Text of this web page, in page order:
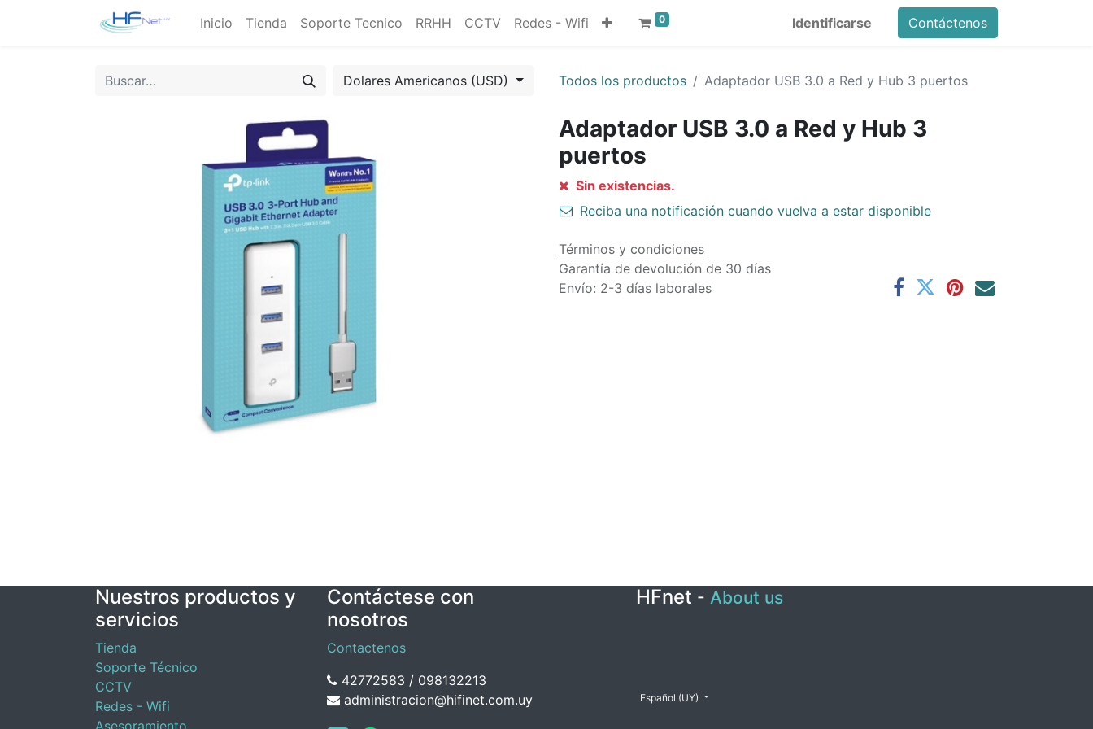
Inicio Tienda Soporte Tecnico RRHH CCTV Redes - Wifi 0 Identificarse Contáctenos
Dolares Americanos (USD) Todos los productos Adaptador USB 3.0 a Red y Hub 3 puertos
Adaptador USB 3.0 a Red y Hub 3
puertos
Sin existencias.
Reciba una notificación cuando vuelva a estar disponible
Términos y condiciones
Garantía de devolución de 30 días
Envío: 2-3 días laborales
Nuestros productos y
servicios
Tienda
Soporte Técnico
CCTV
Redes - Wifi
Asesoramiento
Contáctese con
nosotros
Contactenos
42772583 / 098132213
administracion@hifinet.com.uy
HFnet - About us
Español (UY)